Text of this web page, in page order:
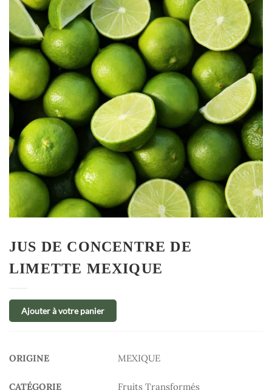
JUS DE CONCENTRE DE
LIMETTE MEXIQUE
Ajouter à votre panier
ORIGINE MEXIQUE
CATÉGORIE Fruits Transformés